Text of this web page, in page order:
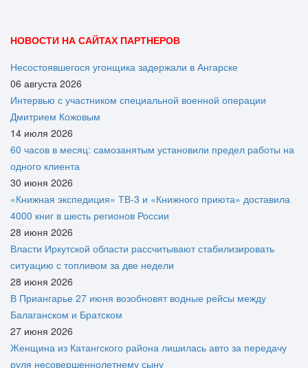
НОВОСТИ НА САЙТАХ ПАРТНЕРОВ
Несостоявшегося угонщика задержали в Ангарске
06 августа 2026
Интервью с участником специальной военной операции
Дмитрием Кожовым
14 июля 2026
60 часов в месяц: самозанятым установили предел работы на
одного клиента
30 июня 2026
«Книжная экспедиция» ТВ-3 и «Книжного приюта» доставила
4000 книг в шесть регионов России
28 июня 2026
Власти Иркутской области рассчитывают стабилизировать
ситуацию с топливом за две недели
28 июня 2026
В Приангарье 27 июня возобновят водные рейсы между
Балаганском и Братском
27 июня 2026
Женщина из Катангского района лишилась авто за передачу
руля несовершеннолетнему сыну